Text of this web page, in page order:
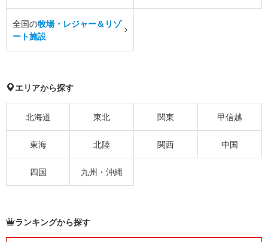
全国の牧場・レジャー＆リゾ
ート施設
エリアから探す
北海道 東北 関東 甲信越
東海 北陸 関西 中国
四国 九州・沖縄
ランキングから探す